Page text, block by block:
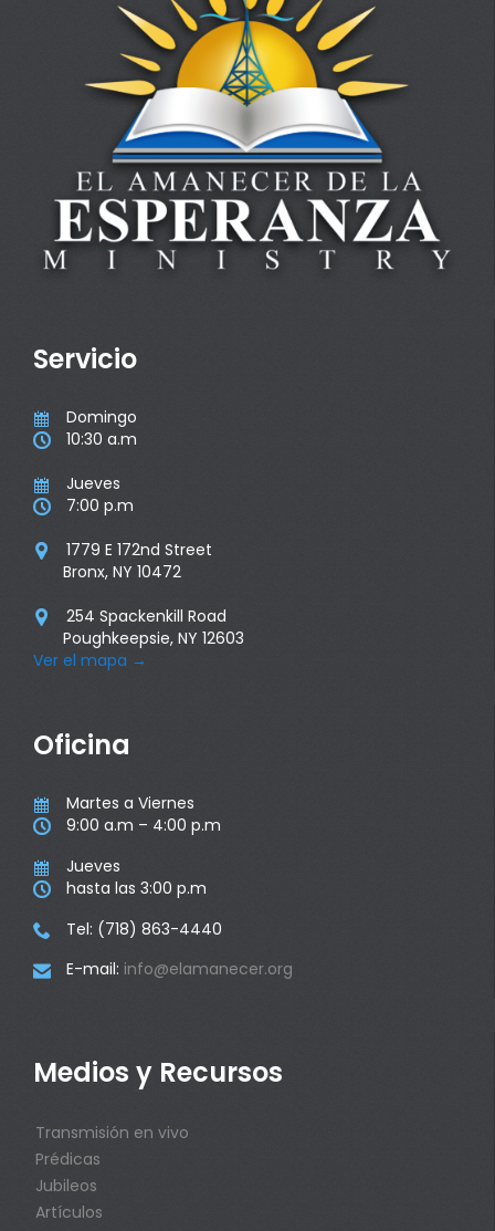
Servicio
 Domingo
 10:30 a.m
 Jueves
 7:00 p.m

1779 E 172nd Street
Bronx, NY 10472

254 Spackenkill Road
Poughkeepsie, NY 12603
Ver el mapa →
Oficina
 Martes a Viernes
 9:00 a.m – 4:00 p.m
 Jueves
 hasta las 3:00 p.m
 Tel: (718) 863-4440
 E-mail: info@elamanecer.org
Medios y Recursos
Transmisión en vivo
Prédicas
Jubileos
Artículos